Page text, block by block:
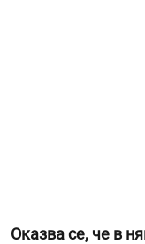
Оказва се, че в